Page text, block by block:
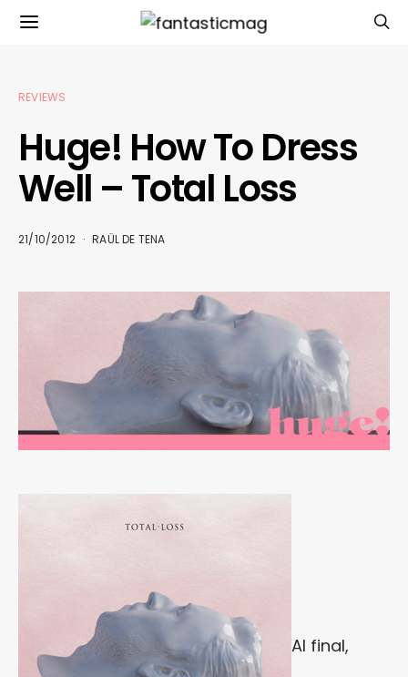
REVIEWS
Huge! How To Dress
Well – Total Loss
21/10/2012 RAÜL DE TENA
Al final,